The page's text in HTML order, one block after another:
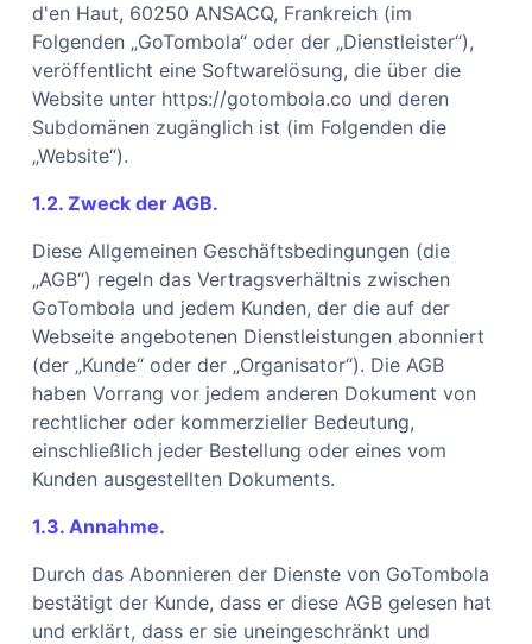
d'en Haut, 60250 ANSACQ, Frankreich (im
Folgenden „GoTombola“ oder der „Dienstleister“),
veröffentlicht eine Softwarelösung, die über die
Website unter https://gotombola.co und deren
Subdomänen zugänglich ist (im Folgenden die
„Website“).
1.2. Zweck der AGB.
Diese Allgemeinen Geschäftsbedingungen (die
„AGB“) regeln das Vertragsverhältnis zwischen
GoTombola und jedem Kunden, der die auf der
Webseite angebotenen Dienstleistungen abonniert
(der „Kunde“ oder der „Organisator“). Die AGB
haben Vorrang vor jedem anderen Dokument von
rechtlicher oder kommerzieller Bedeutung,
einschließlich jeder Bestellung oder eines vom
Kunden ausgestellten Dokuments.
1.3. Annahme.
Durch das Abonnieren der Dienste von GoTombola
bestätigt der Kunde, dass er diese AGB gelesen hat
und erklärt, dass er sie uneingeschränkt und